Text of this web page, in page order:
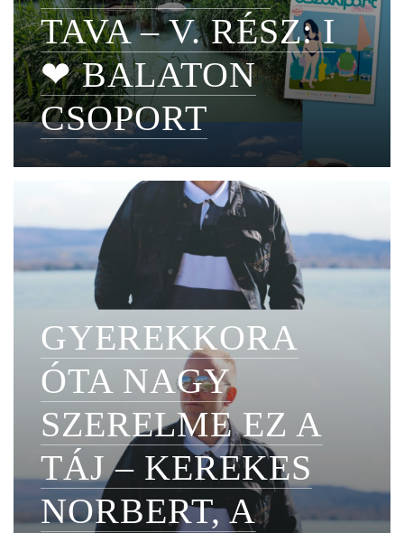
TAVA – V. RÉSZ: I
❤ BALATON
CSOPORT
GYEREKKORA
ÓTA NAGY
SZERELME EZ A
TÁJ – KEREKES
NORBERT, A